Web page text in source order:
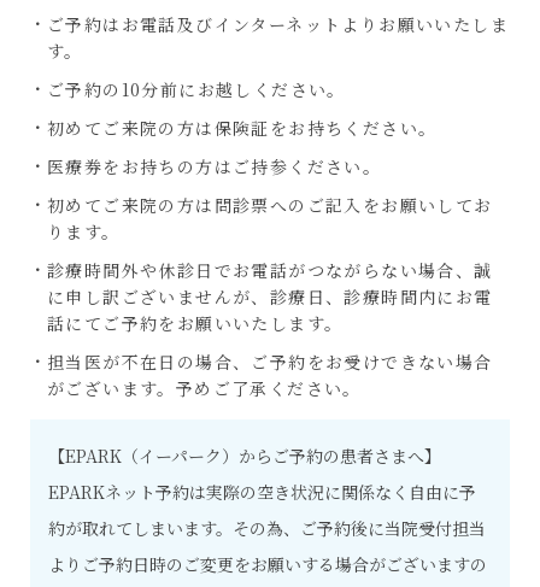
ご予約はお電話及びインターネットよりお願いいたしま
す。
ご予約の10分前にお越しください。
初めてご来院の方は保険証をお持ちください。
医療券をお持ちの方はご持参ください。
初めてご来院の方は問診票へのご記入をお願いしてお
ります。
診療時間外​や休診日​で​お​電話が​つながらない場合​、​誠
に申し訳ございませんが、診療日、診療時間内にお電
話にてご予約をお願いいたします。​
担当医が不在日の場合、ご予約をお受けできない場合
がございます。予めご了承ください。
【EPARK（イーパーク）からご予約の患者さまへ】
EPARKネット予約は実際の空き状況に関係なく自由に予
約が取れてしまいます。その為、ご予約後に当院受付担当
よりご予約日時のご変更をお願いする場合がございますの